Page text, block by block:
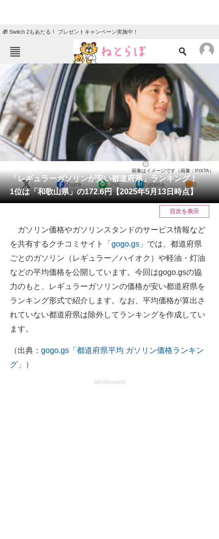
🎁 Switch 2もあたる！ プレゼントキャンペーン実施中！
ねとらぼメニュー
TOP ニュース
エンタメ クイズ
グルメ 地域
住まい 教育・育児
リサーチ
会員記事
メディア
ITの今と未来を見通す
スマホと通信の最新トレンド
進化するPCとデバイスの未来
好きが集まる 比べて選べる
企業ITのトレンドを詳説
「レギュラーガソリンが安い都道府県」ランキング！
1位は「和歌山県」の172.6円【2025年5月13日時点】
画像はイメージです（画像：PIXTA）
X Share LINE hatena 0
目次を表示
ガソリン価格やガソリンスタンドのサービス情報など
を共有するクチコミサイト
「gogo.gs」 では、都道府県
ごとのガソリン（レギュラー／ハイオク）や軽油・灯油
などの平均価格を公開しています。今回はgogo.gsの協
力のもと、レギュラーガソリンの価格が安い都道府県を
ランキング形式で紹介します。なお、平均価格が算出さ
れていない都道府県は除外してランキングを作成してい
ます。
（出典： gogo.gs「都道府県平均 ガソリン価格ランキン
グ」
）
advertisement